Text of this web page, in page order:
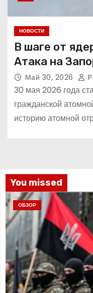
НОВОСТИ
В шаге от
Атака на
Май 30, 2026
30 мая 2026 года
гражданской
историю атомной
You missed
ОБЗОР